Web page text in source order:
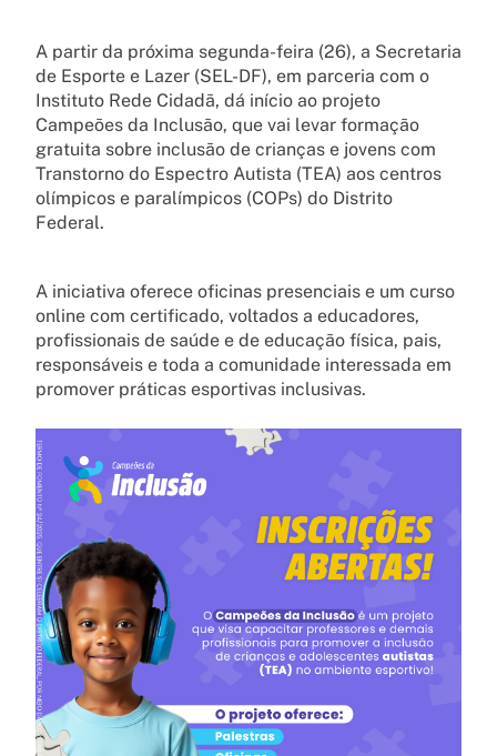
A partir da próxima segunda-feira (26), a Secretaria
de Esporte e Lazer (SEL-DF), em parceria com o
Instituto Rede Cidadã, dá início ao projeto
Campeões da Inclusão, que vai levar formação
gratuita sobre inclusão de crianças e jovens com
Transtorno do Espectro Autista (TEA) aos centros
olímpicos e paralímpicos (COPs) do Distrito
Federal.
A iniciativa oferece oficinas presenciais e um curso
online com certificado, voltados a educadores,
profissionais de saúde e de educação física, pais,
responsáveis e toda a comunidade interessada em
promover práticas esportivas inclusivas.